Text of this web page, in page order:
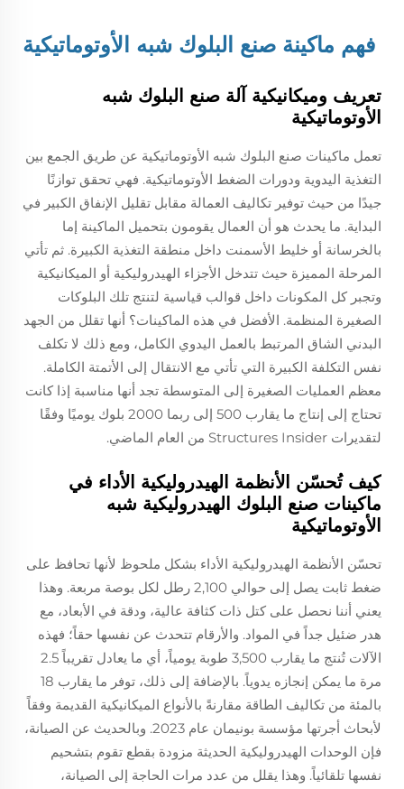
فهم ماكينة صنع البلوك شبه الأوتوماتيكية
تعريف وميكانيكية آلة صنع البلوك شبه
الأوتوماتيكية
تعمل ماكينات صنع البلوك شبه الأوتوماتيكية عن طريق الجمع بين
التغذية اليدوية ودورات الضغط الأوتوماتيكية. فهي تحقق توازنًا
جيدًا من حيث توفير تكاليف العمالة مقابل تقليل الإنفاق الكبير في
البداية. ما يحدث هو أن العمال يقومون بتحميل الماكينة إما
بالخرسانة أو خليط الأسمنت داخل منطقة التغذية الكبيرة. ثم تأتي
المرحلة المميزة حيث تتدخل الأجزاء الهيدروليكية أو الميكانيكية
وتجبر كل المكونات داخل قوالب قياسية لتنتج تلك البلوكات
الصغيرة المنظمة. الأفضل في هذه الماكينات؟ أنها تقلل من الجهد
البدني الشاق المرتبط بالعمل اليدوي الكامل، ومع ذلك لا تكلف
نفس التكلفة الكبيرة التي تأتي مع الانتقال إلى الأتمتة الكاملة.
معظم العمليات الصغيرة إلى المتوسطة تجد أنها مناسبة إذا كانت
تحتاج إلى إنتاج ما يقارب 500 إلى ربما 2000 بلوك يوميًا وفقًا
لتقديرات Structures Insider من العام الماضي.
كيف تُحسّن الأنظمة الهيدروليكية الأداء في
ماكينات صنع البلوك الهيدروليكية شبه
الأوتوماتيكية
تحسّن الأنظمة الهيدروليكية الأداء بشكل ملحوظ لأنها تحافظ على
ضغط ثابت يصل إلى حوالي 2,100 رطل لكل بوصة مربعة. وهذا
يعني أننا نحصل على كتل ذات كثافة عالية، ودقة في الأبعاد، مع
هدر ضئيل جداً في المواد. والأرقام تتحدث عن نفسها حقاً؛ فهذه
الآلات تُنتج ما يقارب 3,500 طوبة يومياً، أي ما يعادل تقريباً 2.5
مرة ما يمكن إنجازه يدوياً. بالإضافة إلى ذلك، توفر ما يقارب 18
بالمئة من تكاليف الطاقة مقارنةً بالأنواع الميكانيكية القديمة وفقاً
لأبحاث أجرتها مؤسسة بونيمان عام 2023. وبالحديث عن الصيانة،
فإن الوحدات الهيدروليكية الحديثة مزودة بقطع تقوم بتشحيم
نفسها تلقائياً. وهذا يقلل من عدد مرات الحاجة إلى الصيانة،